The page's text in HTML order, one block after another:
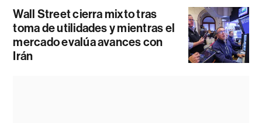
Wall Street cierra mixto tras
toma de utilidades y mientras el
mercado evalúa avances con
Irán